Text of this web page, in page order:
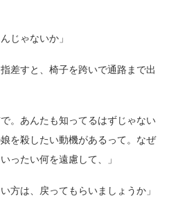
じゃないか」
差すと、椅子を跨いで通路まで出
。あんたも知ってるはずじゃない
を殺したい動機があるって。なぜ
ったい何を遠慮して、」
方は、戻ってもらいましょうか」